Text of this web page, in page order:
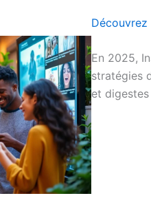
En 2025,
stratégies
et digestes